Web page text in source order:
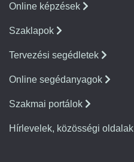
Online képzések
Szaklapok
Tervezési segédletek
Online segédanyagok
Szakmai portálok
Hírlevelek, közösségi oldalak